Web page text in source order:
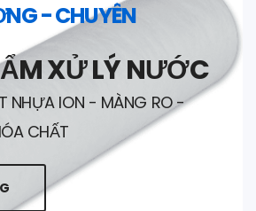
- CHUYÊN
XỬ LÝ NƯỚC
NHỰA ION - MÀNG RO -
CHẤT